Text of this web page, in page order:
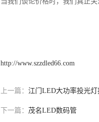
http://www.szzdled66.com
上一篇： 江门LED大功率投光灯
下一篇： 茂名LED数码管